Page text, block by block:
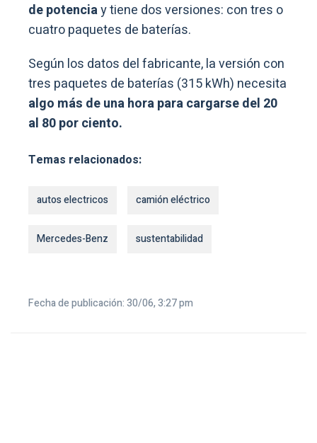
de potenciay tiene dos versiones: con tres o
cuatro paquetes de baterías.
Según los datos del fabricante, la versión con
tres paquetes de baterías (315 kWh) necesita
algo más de una hora para cargarse del 20
al 80 por ciento.
Temas relacionados:
autos electricos camión eléctrico
Mercedes-Benz sustentabilidad
Fecha de publicación: 30/06, 3:27 pm